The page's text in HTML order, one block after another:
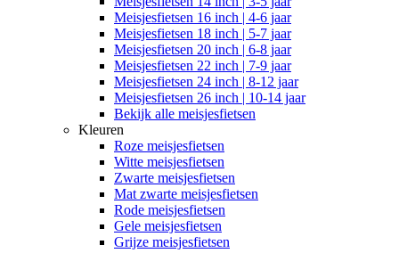
Meisjesfietsen 16 inch | 4-6 jaar
Meisjesfietsen 18 inch | 5-7 jaar
Meisjesfietsen 20 inch | 6-8 jaar
Meisjesfietsen 22 inch | 7-9 jaar
Meisjesfietsen 24 inch | 8-12 jaar
Meisjesfietsen 26 inch | 10-14 jaar
Bekijk alle meisjesfietsen
Kleuren
Roze meisjesfietsen
Witte meisjesfietsen
Zwarte meisjesfietsen
Mat zwarte meisjesfietsen
Rode meisjesfietsen
Gele meisjesfietsen
Grijze meisjesfietsen